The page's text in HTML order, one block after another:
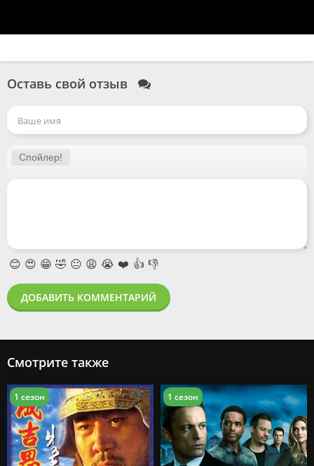
Оставь свой отзыв
😊 😍 😁 🤣 😐 😩 😭 ❤️ 👍 👎
ДОБАВИТЬ КОММЕНТАРИЙ
Смотрите также
1 сезон 1 сезон